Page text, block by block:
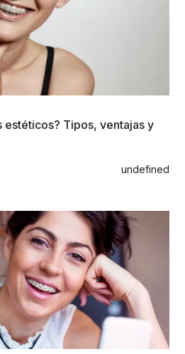
estéticos? Tipos, ventajas y
undefined